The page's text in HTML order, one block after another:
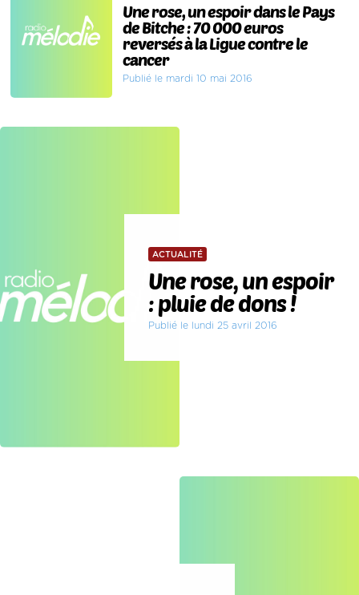
Une rose, un espoir dans le Pays
de Bitche : 70 000 euros
reversés à la Ligue contre le
cancer
Publié le mardi 10 mai 2016
ACTUALITÉ
Une rose, un espoir
: pluie de dons !
Publié le lundi 25 avril 2016